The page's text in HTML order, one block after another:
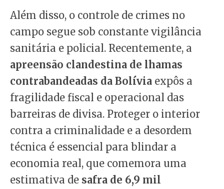
Além disso, o controle de crimes no
campo segue sob constante vigilância
sanitária e policial. Recentemente, a
apreensão clandestina de lhamas
contrabandeadas da Bolívia expôs a
fragilidade fiscal e operacional das
barreiras de divisa. Proteger o interior
contra a criminalidade e a desordem
técnica é essencial para blindar a
economia real, que comemora uma
estimativa de safra de 6,9 mil